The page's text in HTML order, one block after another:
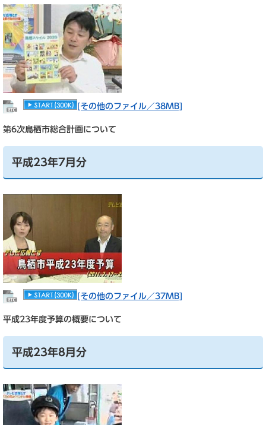
[その他のファイル／38MB]
第6次鳥栖市総合計画について
平成23年7月分
[その他のファイル／37MB]
平成23年度予算の概要について
平成23年8月分